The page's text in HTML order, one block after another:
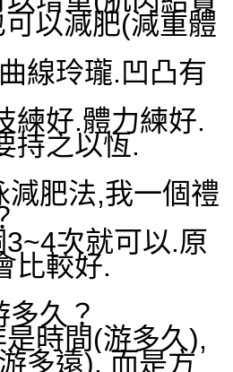
可以減肥(減重體
線玲瓏.凹凸有
練好.體力練好.
持之以恆.
減肥法,我一個禮
次就可以.原
比較好.
多久？
時間(游多久),
多遠). 而是方